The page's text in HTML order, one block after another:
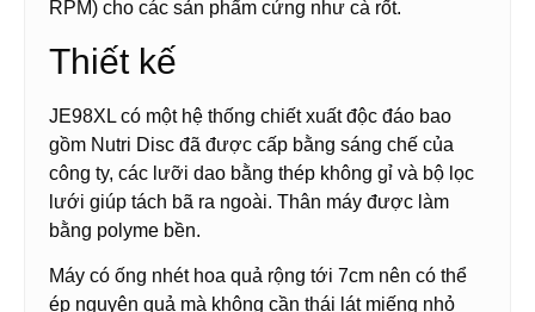
RPM) cho các sản phẩm cứng như cà rốt.
Thiết kế
JE98XL có một hệ thống chiết xuất độc đáo bao
gồm Nutri Disc đã được cấp bằng sáng chế của
công ty, các lưỡi dao bằng thép không gỉ và bộ lọc
lưới giúp tách bã ra ngoài. Thân máy được làm
bằng polyme bền.
Máy có ống nhét hoa quả rộng tới 7cm nên có thể
ép nguyên quả mà không cần thái lát miếng nhỏ